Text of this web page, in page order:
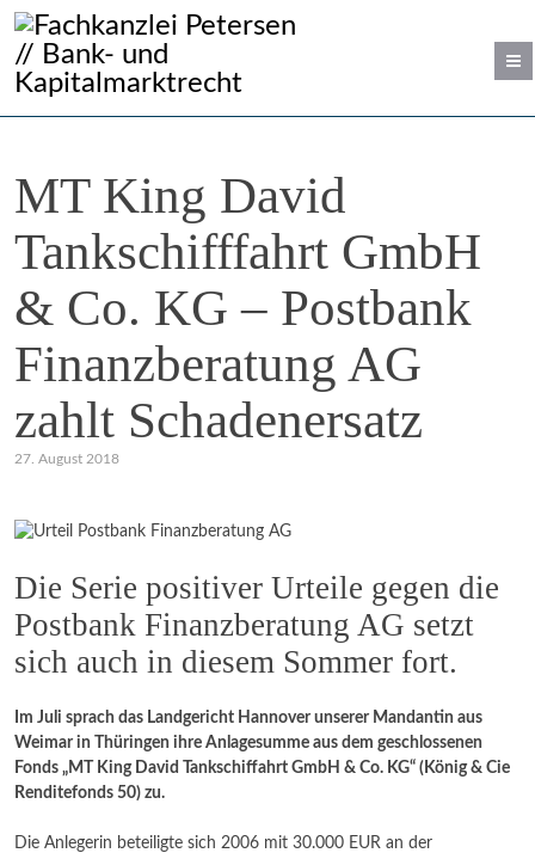
MT King David
Tankschifffahrt GmbH
& Co. KG – Postbank
Finanzberatung AG
zahlt Schadenersatz
27. August 2018
Die Serie positiver Urteile gegen die
Postbank Finanzberatung AG setzt
sich auch in diesem Sommer fort.
Im Juli sprach das Landgericht Hannover unserer Mandantin aus
Weimar in Thüringen ihre Anlagesumme aus dem geschlossenen
Fonds „MT King David Tankschiffahrt GmbH & Co. KG“ (König & Cie
Renditefonds 50) zu.
Die Anlegerin beteiligte sich 2006 mit 30.000 EUR an der